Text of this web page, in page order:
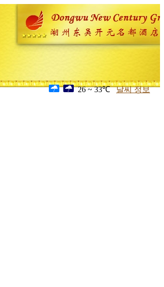
26 ~ 33℃ 날씨 정보